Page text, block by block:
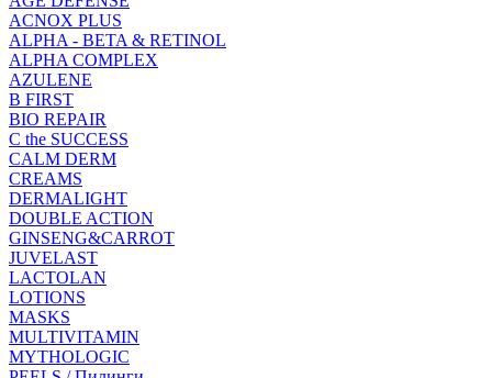
ACNOX PLUS
ALPHA - BETA & RETINOL
ALPHA COMPLEX
AZULENE
B FIRST
BIO REPAIR
C the SUCCESS
CALM DERM
CREAMS
DERMALIGHT
DOUBLE ACTION
GINSENG&CARROT
JUVELAST
LACTOLAN
LOTIONS
MASKS
MULTIVITAMIN
MYTHOLOGIC